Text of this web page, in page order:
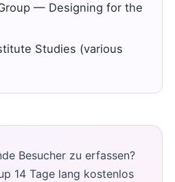
— Designing for the
Studies (various
Besucher zu erfassen?
14 Tage lang kostenlos